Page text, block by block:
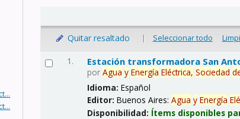
Quitar resaltado | Seleccionar todo
1. Estación transformadora San
porAgua y Energía Eléctrica, Sociedad
Idioma:Español
Editor:Buenos Aires:Agua y Energía
Disponibilidad: Ítems disponibles